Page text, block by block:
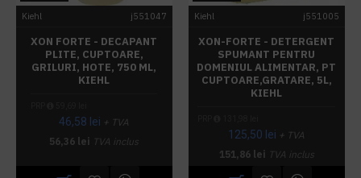
Kiehl j551047
XON FORTE - DECAPANT
PLITE, CUPTOARE,
GRILURI, HOTE, 750 ML,
KIEHL
46,58 lei + TVA
56,36 lei TVA inclus
Kiehl j551005
XON-FORTE - DETERGENT
SPUMANT PENTRU
DOMENIUL ALIMENTAR, PT
CUPTOARE,GRATARE, 5L,
KIEHL
125,50 lei + TVA
151,86 lei TVA inclus